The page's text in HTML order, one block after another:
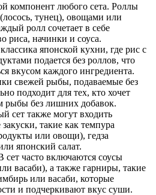
компонент любого сета. Роллы
тунец), овощами или
ролл сочетает в себе
риса, начинки и соуса.
японской кухни, где рис с
подается без роллов, что
вкусом каждого ингредиента.
свежей рыбы, подаваемые без
подходит для тех, кто хочет
рыбы без лишних добавок.
сет также могут входить
такие как темпура
или овощи), гедза
японский салат.
сет часто включаются соусы
васаби), а также гарниры, такие
или васаби, которые
и подчеркивают вкус суши.